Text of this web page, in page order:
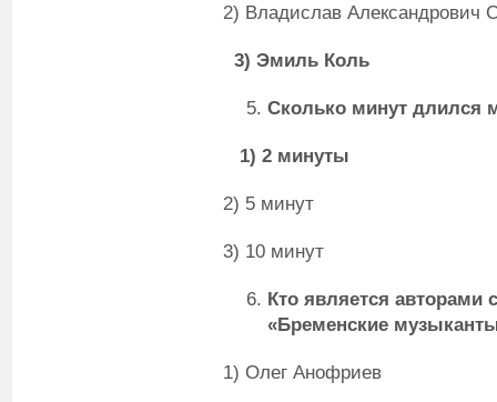
2) Владислав Александрович
3) Эмиль Коль
Сколько минут длился
1) 2 минуты
2) 5 минут
3) 10 минут
Кто является
«Бременские
1) Олег Анофриев